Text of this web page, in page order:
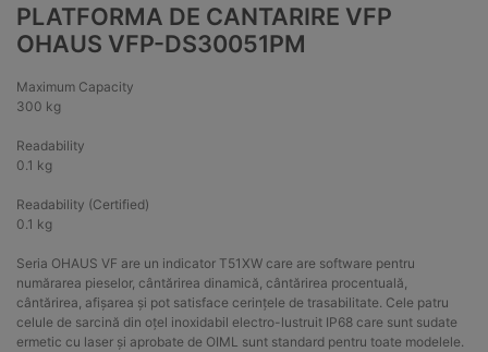
PLATFORMA DE CANTARIRE VFP
OHAUS VFP-DS30051PM
Maximum Capacity
300 kg
Readability
0.1 kg
Readability (Certified)
0.1 kg
Seria OHAUS VF are un indicator T51XW care are software pentru
numărarea pieselor, cântărirea dinamică, cântărirea procentuală,
cântărirea, afișarea și pot satisface cerințele de trasabilitate. Cele patru
celule de sarcină din oțel inoxidabil electro-lustruit IP68 care sunt sudate
ermetic cu laser și aprobate de OIML sunt standard pentru toate modelele.